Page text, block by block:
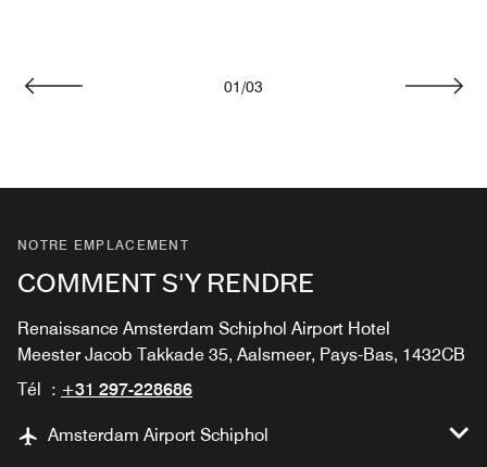
01 /03
NOTRE EMPLACEMENT
COMMENT S'Y RENDRE
Renaissance Amsterdam Schiphol Airport Hotel
Meester Jacob Takkade 35, Aalsmeer, Pays-Bas, 1432CB
Tél : +31 297-228686
Amsterdam Airport Schiphol